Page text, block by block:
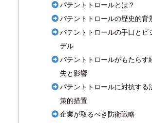
パテントトロールとは？
パテントトロールの歴史的背
パテントトロールの手口とビ
デル
パテントトロールがもたらす
失と影響
パテントトロールに対抗する
策的措置
企業が取るべき防衛戦略